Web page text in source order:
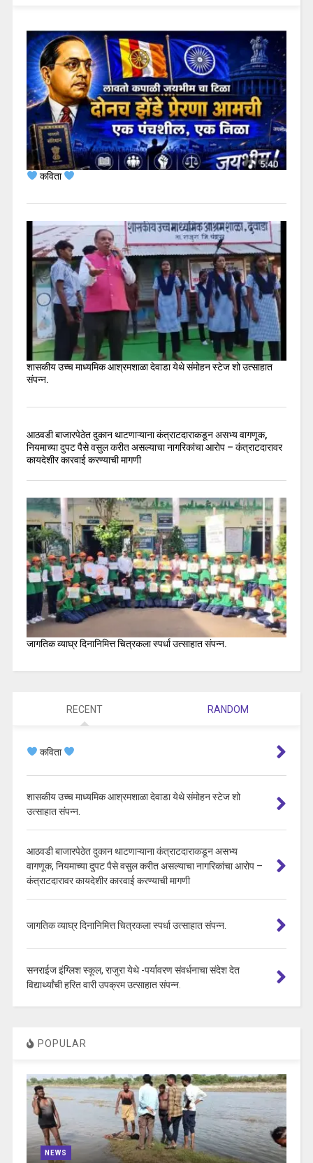
कविता
शासकीय उच्च माध्यमिक आश्रमशाळा देवाडा येथे संमोहन स्टेज शो उत्साहात
संपन्न.
आठवडी बाजारपेठेत दुकान थाटणाऱ्याना कंत्राटदाराकडून असभ्य वागणूक,
नियमाच्या दुपट पैसे वसुल करीत असल्याचा नागरिकांचा आरोप – कंत्राटदारावर
कायदेशीर कारवाई करण्याची मागणी
जागतिक व्याघ्र दिनानिमित्त चित्रकला स्पर्धा उत्साहात संपन्न.
RECENT RANDOM
कविता
शासकीय उच्च माध्यमिक आश्रमशाळा देवाडा येथे संमोहन स्टेज शो
उत्साहात संपन्न.
आठवडी बाजारपेठेत दुकान थाटणाऱ्याना कंत्राटदाराकडून असभ्य
वागणूक, नियमाच्या दुपट पैसे वसुल करीत असल्याचा नागरिकांचा आरोप –
कंत्राटदारावर कायदेशीर कारवाई करण्याची मागणी
जागतिक व्याघ्र दिनानिमित्त चित्रकला स्पर्धा उत्साहात संपन्न.
सनराईज इंग्लिश स्कूल, राजुरा येथे -पर्यावरण संवर्धनाचा संदेश देत
विद्यार्थ्यांची हरित वारी उपक्रम उत्साहात संपन्न.
POPULAR
NEWS